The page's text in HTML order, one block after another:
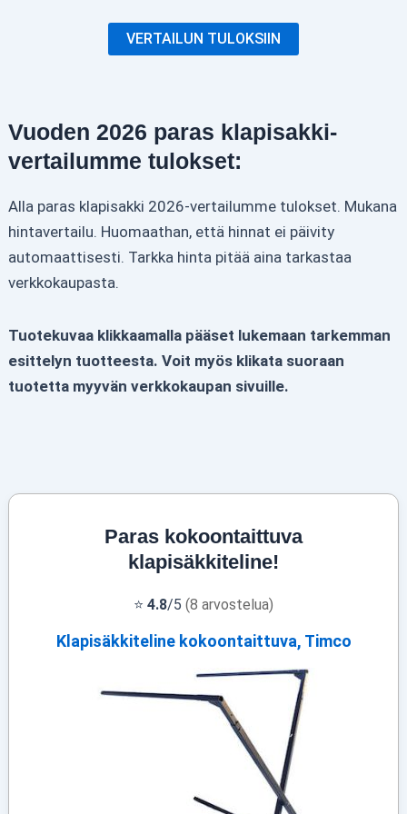
VERTAILUN TULOKSIIN
Vuoden 2026 paras klapisakki-
vertailumme tulokset:
Alla paras klapisakki 2026-vertailumme tulokset. Mukana
hintavertailu. Huomaathan, että hinnat ei päivity
automaattisesti. Tarkka hinta pitää aina tarkastaa
verkkokaupasta.
Tuotekuvaa klikkaamalla pääset lukemaan tarkemman
esittelyn tuotteesta. Voit myös klikata suoraan
tuotetta myyvän verkkokaupan sivuille.
Paras kokoontaittuva
klapisäkkiteline!
⭐ 4.8/5 (8 arvostelua)
Klapisäkkiteline kokoontaittuva, Timco